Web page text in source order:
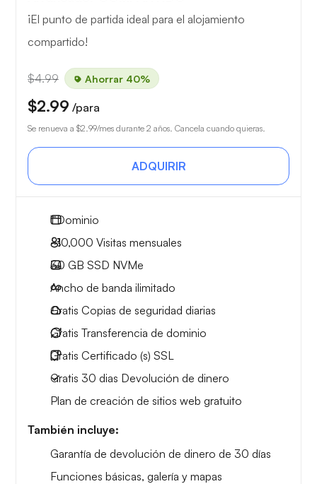
¡El punto de partida ideal para el alojamiento
compartido!
$4.99 Ahorrar 40%
$2.99 /para
Se renueva a $2.99/mes durante 2 años. Cancela cuando quieras.
ADQUIRIR
1Dominio
~10,000 Visitas mensuales
30 GB SSD NVMe
Ancho de banda ilimitado
Gratis Copias de seguridad diarias
Gratis Transferencia de dominio
Gratis Certificado (s) SSL
Gratis 30 dias Devolución de dinero
Plan de creación de sitios web gratuito
También incluye:
Garantía de devolución de dinero de 30 días
Funciones básicas, galería y mapas